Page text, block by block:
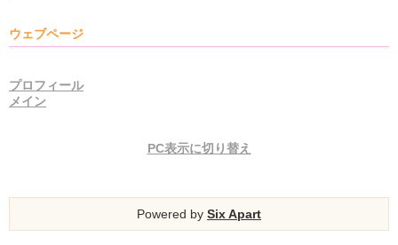
ウェブページ
プロフィール
メイン
PC表示に切り替え
Powered by Six Apart